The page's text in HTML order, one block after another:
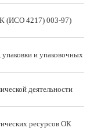
(ИСО 4217) 003-97)
и упаковочных
деятельности
ресурсов ОК